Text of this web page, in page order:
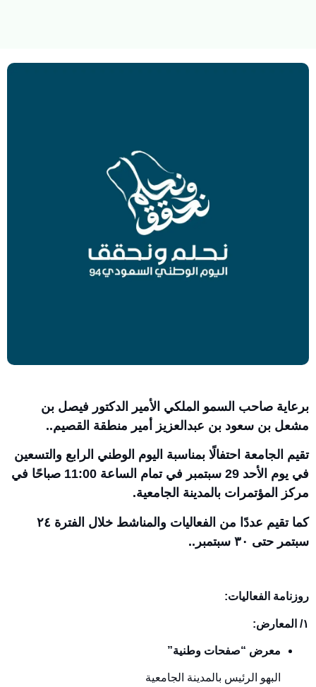
برعاية صاحب السمو الملكي الأمير الدكتور فيصل بن
مشعل بن سعود بن عبدالعزيز أمير منطقة القصيم..
تقيم الجامعة احتفالًا بمناسبة اليوم الوطني الرابع والتسعين
في يوم الأحد 29 سبتمبر في تمام الساعة 11:00 صباحًا في
مركز المؤتمرات بالمدينة الجامعية.
كما تقيم عددًا من الفعاليات والمناشط خلال الفترة ٢٤
سبتمر حتى ٣٠ سبتمبر..
روزنامة الفعاليات:
١/ المعارض:
معرض “صفحات وطنية”
البهو الرئيس بالمدينة الجامعية